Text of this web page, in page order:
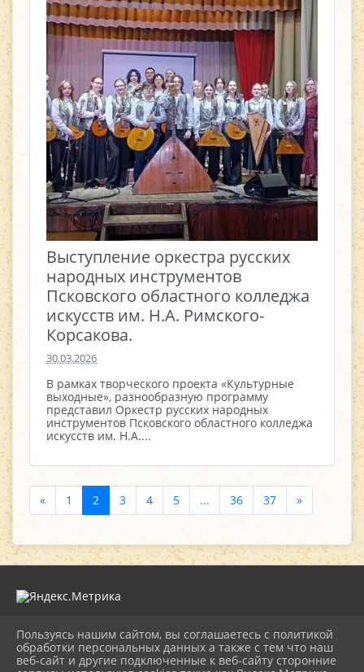
Выступление оркестра русских
народных инструментов
Псковского областного колледжа
искусств им. Н.А. Римского-
Корсакова.
30.03.2026
В рамках творческого проекта «Культурные
выходные», разнообразную программу
представил Оркестр русских народных
инструментов Псковского областного колледжа
искусств им. Н.А....
« 1 2 3 4 5 ... 36 37 »
2026 г. novorgevrkk.ru
Вход
Пользуясь нашим сайтом, вы соглашаетесь с политикой
обработки персональных данных а также с тем что наш
веб-сайт и другие подключенные к веб-сайту сторонние